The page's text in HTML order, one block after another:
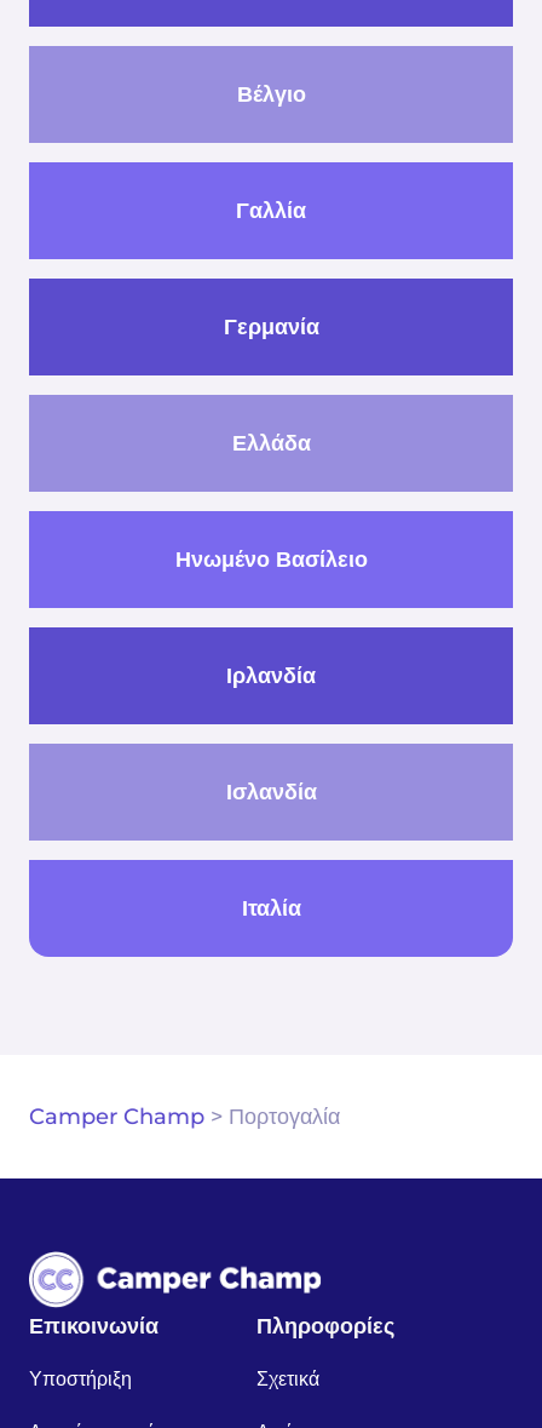
Βέλγιο
Γαλλία
Γερμανία
Ελλάδα
Ηνωμένο Βασίλειο
Ιρλανδία
Ισλανδία
Ιταλία
Camper Champ > Πορτογαλία
Επικοινωνία
Υποστήριξη
Πληροφορίες
Σχετικά